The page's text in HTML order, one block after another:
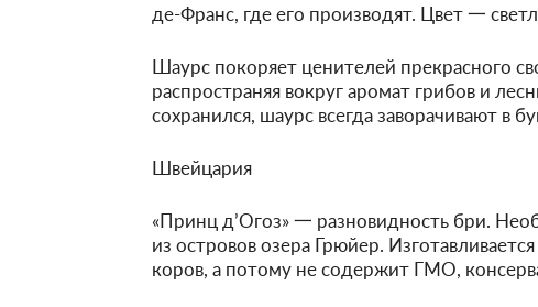
де-Франс, где его производят. Цвет 一
Шаурс покоряет ценителей прекрасного
распространяя вокруг аромат грибов и
сохранился, шаурс всегда заворачивают в
Швейцария
«Принц д’Огоз» 一 разновидность бри.
из островов озера Грюйер.
коров, а потому не содержит ГМО,